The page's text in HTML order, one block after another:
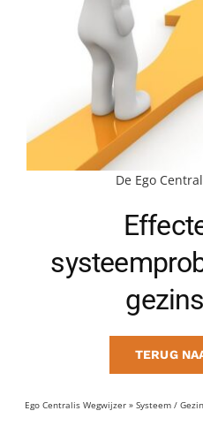
MAAK AFSPRAAK
De Ego
TERUG
Ego Centralis Wegwijzer» Systeem /